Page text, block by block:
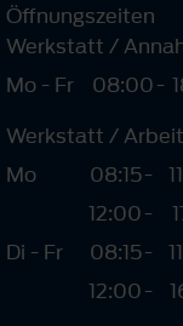
Öffnungszeiten
Werkstatt /
Mo - Fr
08:00-
Werkstatt /
Mo
08:15
12:00
-
-
Di - Fr
08:15
12:00
-
-